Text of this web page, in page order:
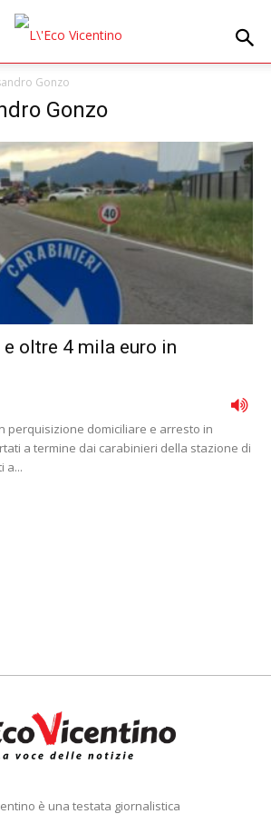
Gonzo
Gonzo
oltre 4 mila euro in
perquisizione domiciliare e arresto in
a termine dai carabinieri della stazione di
a...
è una testata giornalistica